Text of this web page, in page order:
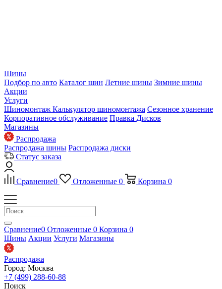
Шины
Подбор по авто Каталог шин Летние шины Зимние шины
Акции
Услуги
Шиномонтаж Калькулятор шиномонтажа Сезонное хранение
Корпоративное обслуживание Правка Дисков
Магазины
Распродажа
Распродажа шины Распродажа диски
Статус заказа
Сравнение0 Отложенные 0 Корзина 0
Сравнение0 Отложенные 0 Корзина 0
Шины Акции Услуги Магазины
Распродажа
Город: Москва
+7 (499) 288-60-88
Поиск